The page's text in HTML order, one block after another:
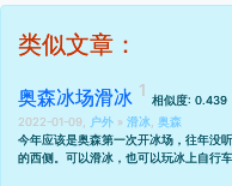
类似文章：
奥森冰场滑冰
相似度: 0.439
2022-01-09,
户外 » 滑冰
奥森
今年应该是奥森第一次开冰场，往年没
的西侧。可以滑冰，也可以玩冰上自行